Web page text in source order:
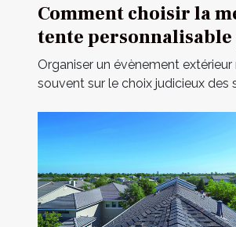
Comment choisir la
tente
votre événement
Organiser un évènement extérieur
souvent sur le choix judicieux des